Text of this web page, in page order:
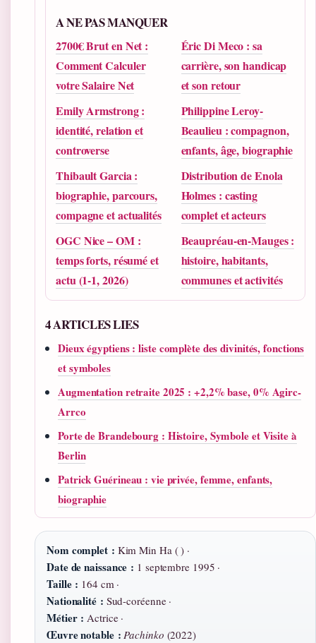
A NE PAS MANQUER
2700€ Brut en Net :
Comment Calculer
votre Salaire Net
Éric Di Meco : sa
carrière, son handicap
et son retour
Emily Armstrong :
identité, relation et
controverse
Philippine Leroy-
Beaulieu : compagnon,
enfants, âge, biographie
Thibault Garcia :
biographie, parcours,
compagne et actualités
Distribution de Enola
Holmes : casting
complet et acteurs
OGC Nice – OM :
temps forts, résumé et
actu (1-1, 2026)
Beaupréau-en-Mauges :
histoire, habitants,
communes et activités
4 ARTICLES LIES
Dieux égyptiens : liste complète des divinités, fonctions
et symboles
Augmentation retraite 2025 : +2,2% base, 0% Agirc-
Arrco
Porte de Brandebourg : Histoire, Symbole et Visite à
Berlin
Patrick Guérineau : vie privée, femme, enfants,
biographie
Nom complet : Kim Min Ha ( ) ·
Date de naissance : 1 septembre 1995 ·
Taille : 164 cm ·
Nationalité : Sud-coréenne ·
Métier : Actrice ·
Œuvre notable : Pachinko (2022)